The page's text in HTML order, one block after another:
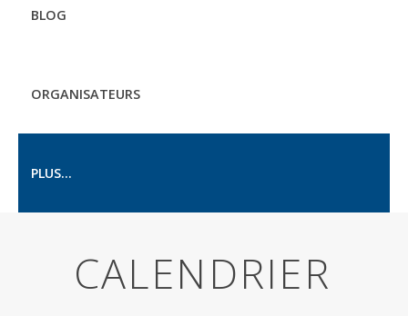
BLOG
ORGANISATEURS
PLUS...
CALENDRIER